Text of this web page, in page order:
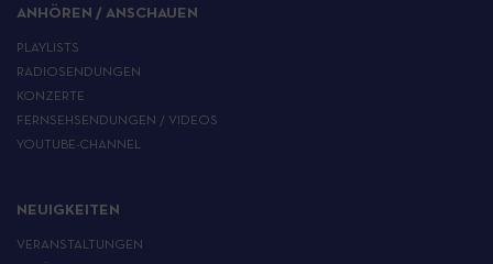
ANHÖREN / ANSCHAUEN
PLAYLISTS
RADIOSENDUNGEN
KONZERTE
FERNSEHSENDUNGEN / VIDEOS
YOUTUBE-CHANNEL
NEUIGKEITEN
VERANSTALTUNGEN